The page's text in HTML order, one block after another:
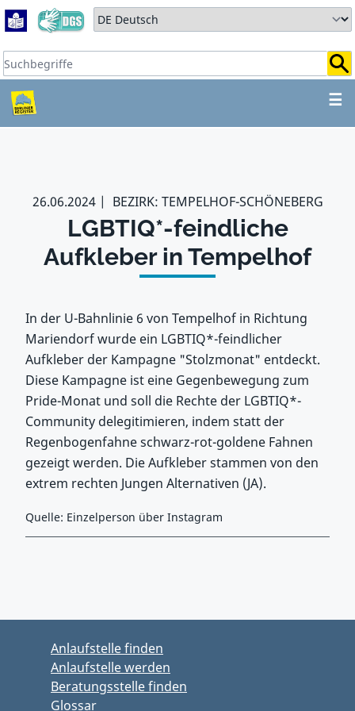
Zum Hauptbereich springen
Zum Hauptmenü springen
Sprache auswählen:
Suchbegriffe:
☰
ZUM HAUPTBEREICH
26.06.2024 BEZIRK: TEMPELHOF-SCHÖNEBERG
LGBTIQ*-feindliche
Aufkleber in Tempelhof
In der U-Bahnlinie 6 von Tempelhof in Richtung
Mariendorf wurde ein LGBTIQ*-feindlicher
Aufkleber der Kampagne "Stolzmonat" entdeckt.
Diese Kampagne ist eine Gegenbewegung zum
Pride-Monat und soll die Rechte der LGBTIQ*-
Community delegitimieren, indem statt der
Regenbogenfahne schwarz-rot-goldene Fahnen
gezeigt werden. Die Aufkleber stammen von den
extrem rechten Jungen Alternativen (JA).
Quelle: Einzelperson über Instagram
Anlaufstelle finden
Anlaufstelle werden
Beratungsstelle finden
Glossar